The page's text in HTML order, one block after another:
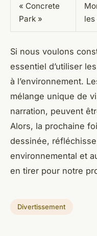
« Concrete
Park »
les
Si nous voulons
essentiel d’utiliser
à l’environnement.
mélange unique de
narration, peuvent
Alors, la prochaine
dessinée,
environnemental et
en tirer pour notre
Divertissement